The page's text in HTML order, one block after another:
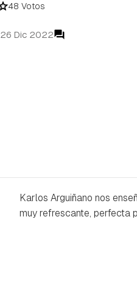
48 Votos
26 Dic 2022
Karlos Arguiñano nos
muy refrescante, perfecta